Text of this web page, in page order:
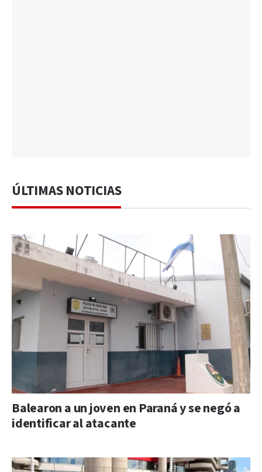
ÚLTIMAS NOTICIAS
Balearon a un joven en Paraná y se negó a
identificar al atacante